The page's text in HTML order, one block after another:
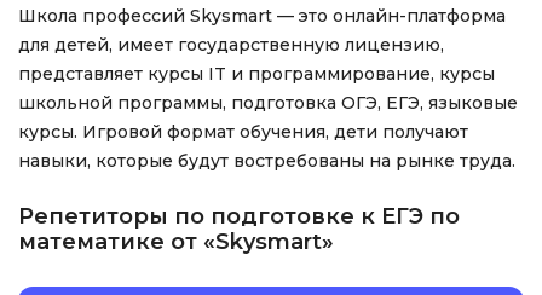
Школа профессий Skysmart — это онлайн-платформа
для детей, имеет государственную лицензию,
представляет курсы IT и программирование, курсы
школьной программы, подготовка ОГЭ, ЕГЭ, языковые
курсы. Игровой формат обучения, дети получают
навыки, которые будут востребованы на рынке труда.
Репетиторы по подготовке к ЕГЭ по
математике от «Skysmart»